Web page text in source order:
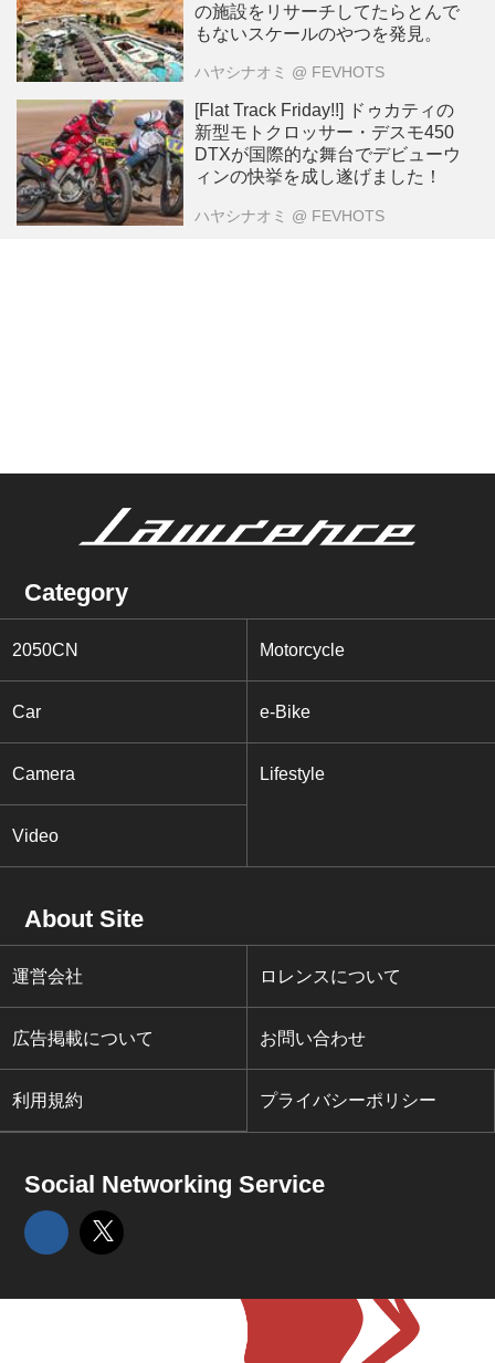
の施設をリサーチしてたらとんで
もないスケールのやつを発見。
ハヤシナオミ @ FEVHOTS
[Flat Track Friday!!] ドゥカティの
新型モトクロッサー・デスモ450
DTXが国際的な舞台でデビューウ
ィンの快挙を成し遂げました！
ハヤシナオミ @ FEVHOTS
Category
2050CN Motorcycle
Car e-Bike
Camera Lifestyle
Video
About Site
運営会社 ロレンスについて
広告掲載について お問い合わせ
利用規約 プライバシーポリシー
Social Networking Service